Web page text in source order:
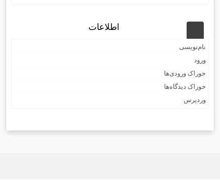
اطلاعات
نام‌نویسی
ورود
خوراک ورودی‌ها
خوراک دیدگاه‌ها
وردپرس